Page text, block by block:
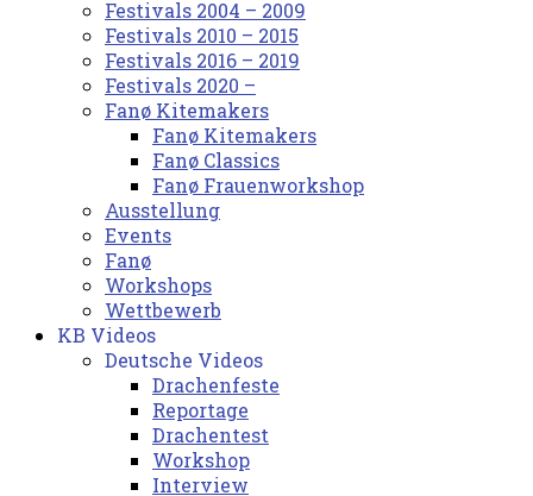
Festivals 2004 – 2009
Festivals 2010 – 2015
Festivals 2016 – 2019
Festivals 2020 –
Fanø Kitemakers
Fanø Kitemakers
Fanø Classics
Fanø Frauenworkshop
Ausstellung
Events
Fanø
Workshops
Wettbewerb
KB Videos
Deutsche Videos
Drachenfeste
Reportage
Drachentest
Workshop
Interview